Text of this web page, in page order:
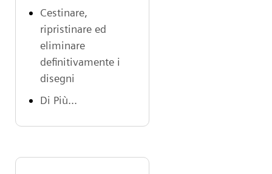
Cestinare,
ripristinare ed
eliminare
definitivamente i
disegni
Di Più...